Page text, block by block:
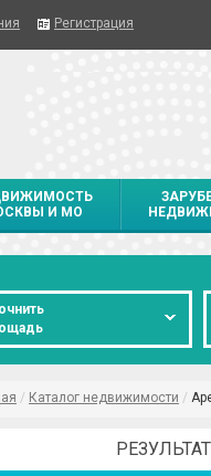
Регистрация
И МО
/ Каталог недвижимости /